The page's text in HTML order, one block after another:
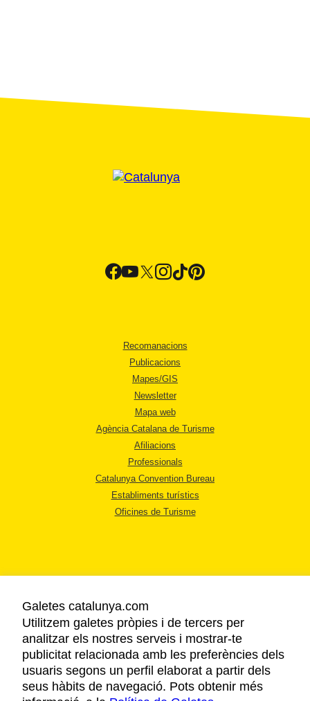
Recomanacions
Publicacions
Mapes/GIS
Newsletter
Mapa web
Agència Catalana de Turisme
Afiliacions
Professionals
Catalunya Convention Bureau
Establiments turístics
Oficines de Turisme
AVÍS LEGAL
POLÍTICA DE PRIVACITAT
COOKIES
ACCESSIBILITAT
Galetes catalunya.com
Utilitzem galetes pròpies i de tercers per
analitzar els nostres serveis i mostrar-te
publicitat relacionada amb les preferències dels
usuaris segons un perfil elaborat a partir dels
seus hàbits de navegació. Pots obtenir més